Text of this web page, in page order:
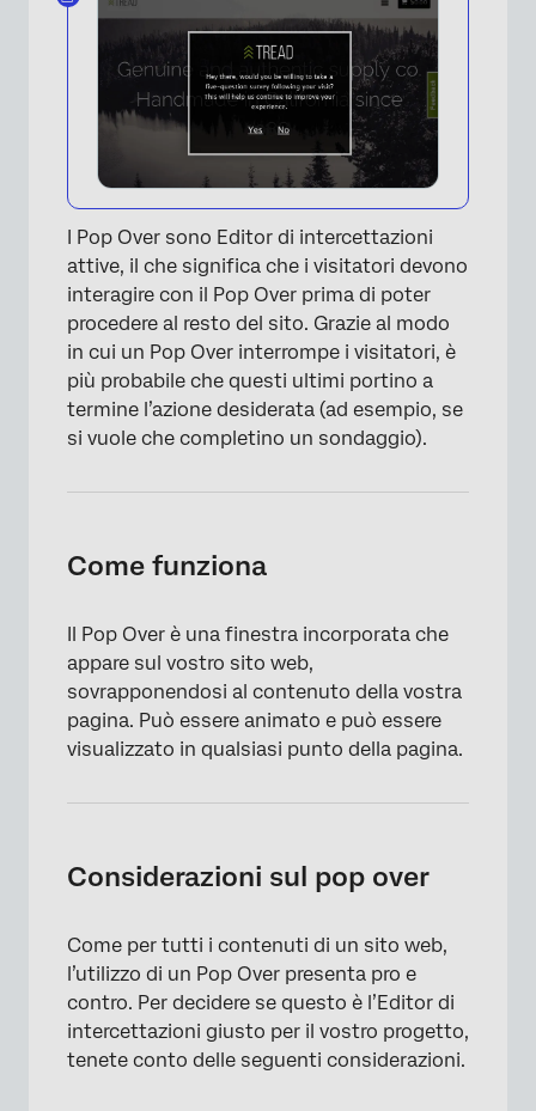
I Pop Over sono Editor di intercettazioni
attive, il che significa che i visitatori devono
interagire con il Pop Over prima di poter
procedere al resto del sito. Grazie al modo
in cui un Pop Over interrompe i visitatori, è
più probabile che questi ultimi portino a
termine l’azione desiderata (ad esempio, se
si vuole che completino un sondaggio).
Come funziona
Il Pop Over è una finestra incorporata che
appare sul vostro sito web,
sovrapponendosi al contenuto della vostra
pagina. Può essere animato e può essere
visualizzato in qualsiasi punto della pagina.
Considerazioni sul pop over
Come per tutti i contenuti di un sito web,
l’utilizzo di un Pop Over presenta pro e
contro. Per decidere se questo è l’Editor di
intercettazioni giusto per il vostro progetto,
tenete conto delle seguenti considerazioni.